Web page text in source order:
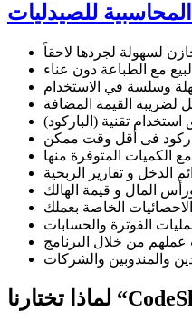
للصيدليات
المال و قيمة الهالك